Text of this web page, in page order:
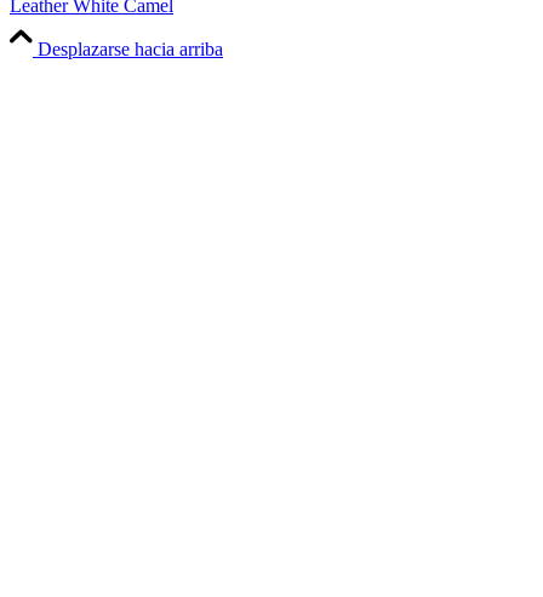
Leather White Camel
Desplazarse hacia arriba